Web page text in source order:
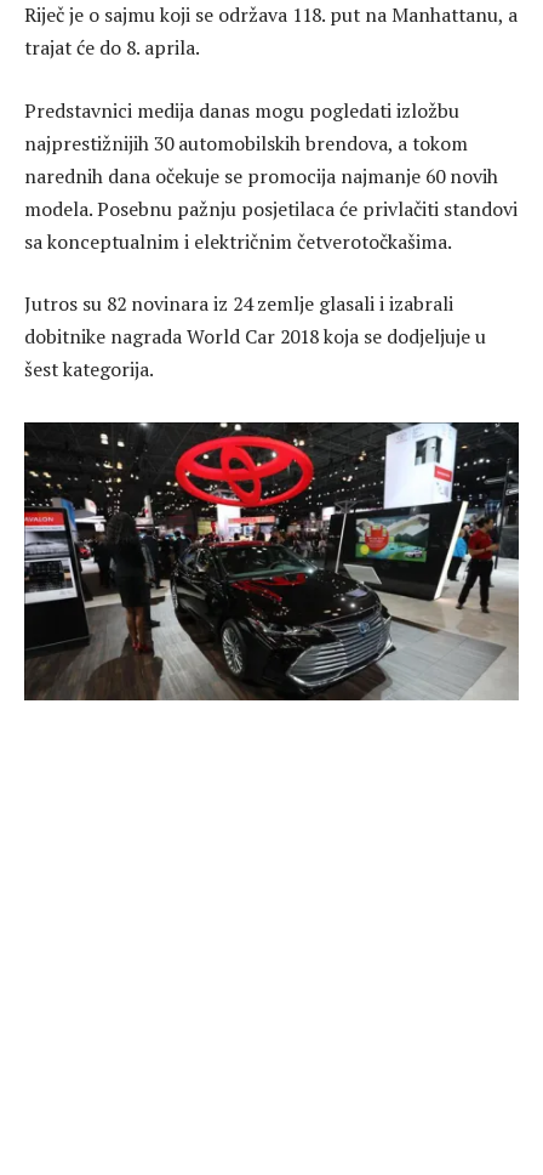
Riječ je o sajmu koji se održava 118. put na Manhattanu, a
trajat će do 8. aprila.
Predstavnici medija danas mogu pogledati izložbu
najprestižnijih 30 automobilskih brendova, a tokom
narednih dana očekuje se promocija najmanje 60 novih
modela. Posebnu pažnju posjetilaca će privlačiti standovi
sa konceptualnim i električnim četverotočkašima.
Jutros su 82 novinara iz 24 zemlje glasali i izabrali
dobitnike nagrada World Car 2018 koja se dodjeljuje u
šest kategorija.